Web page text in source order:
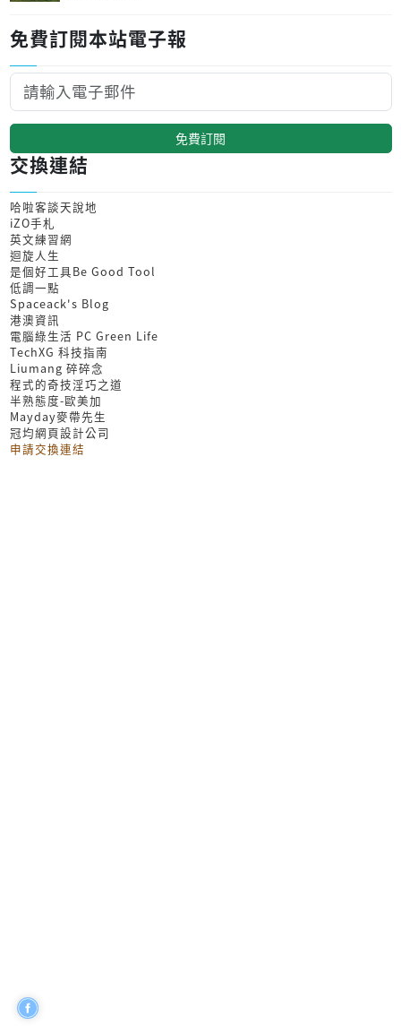
免費訂閱本站電子報
免費訂閱
交換連結
哈啦客談天說地
iZO手札
英文練習網
迴旋人生
是個好工具Be Good Tool
低調一點
Spaceack's Blog
港澳資訊
電腦綠生活 PC Green Life
TechXG 科技指南
Liumang 碎碎念
程式的奇技淫巧之道
半熟態度-歐美加
Mayday麥帶先生
冠均網頁設計公司
申請交換連結